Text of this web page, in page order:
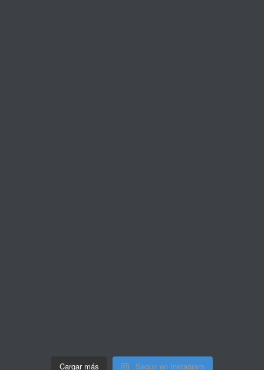
Cargar más Seguir en Instagram